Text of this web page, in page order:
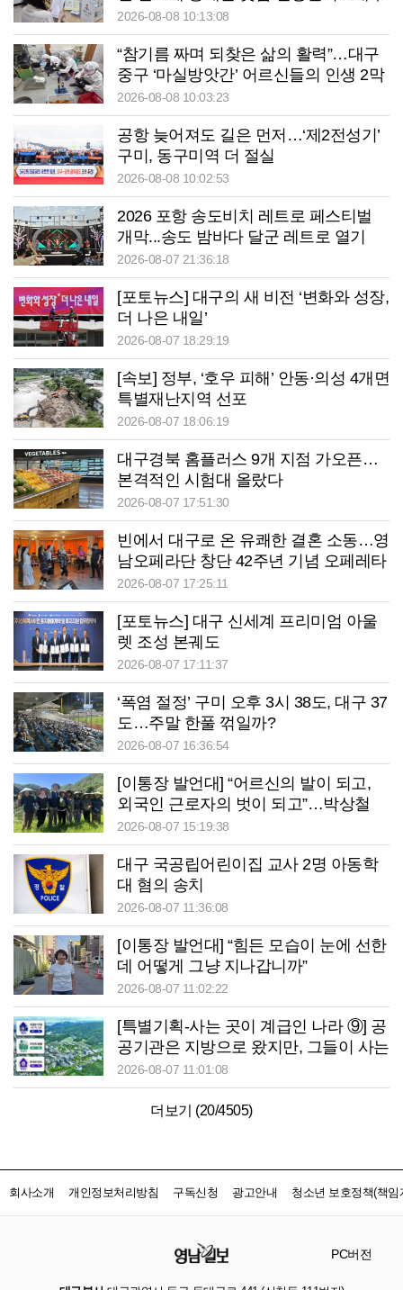
중구보건소의 변신
2026-08-08 10:13:08
“참기름 짜며 되찾은 삶의 활력”…대구
중구 ‘마실방앗간’ 어르신들의 인생 2막
2026-08-08 10:03:23
공항 늦어져도 길은 먼저…‘제2전성기’
구미, 동구미역 더 절실
2026-08-08 10:02:53
2026 포항 송도비치 레트로 페스티벌
개막...송도 밤바다 달군 레트로 열기
2026-08-07 21:36:18
[포토뉴스] 대구의 새 비전 ‘변화와 성장,
더 나은 내일’
2026-08-07 18:29:19
[속보] 정부, ‘호우 피해’ 안동·의성 4개면
특별재난지역 선포
2026-08-07 18:06:19
대구경북 홈플러스 9개 지점 가오픈…
본격적인 시험대 올랐다
2026-08-07 17:51:30
빈에서 대구로 온 유쾌한 결혼 소동…영
남오페라단 창단 42주년 기념 오페레타
‘딸은 열, 아들은?’
2026-08-07 17:25:11
[포토뉴스] 대구 신세계 프리미엄 아울
렛 조성 본궤도
2026-08-07 17:11:37
‘폭염 절정’ 구미 오후 3시 38도, 대구 37
도…주말 한풀 꺾일까?
2026-08-07 16:36:54
[이통장 발언대] “어르신의 발이 되고,
외국인 근로자의 벗이 되고”…박상철
이장의 ‘사람 농사’
2026-08-07 15:19:38
대구 국공립어린이집 교사 2명 아동학
대 혐의 송치
2026-08-07 11:36:08
[이통장 발언대] “힘든 모습이 눈에 선한
데 어떻게 그냥 지나갑니까”
2026-08-07 11:02:22
[특별기획-사는 곳이 계급인 나라 ⑨] 공
공기관은 지방으로 왔지만, 그들이 사는
곳은 서울이었다
2026-08-07 11:01:08
더보기 (20/4505)
회사소개 개인정보처리방침 구독신청 광고안내 청소년 보호정책(책임
PC버전